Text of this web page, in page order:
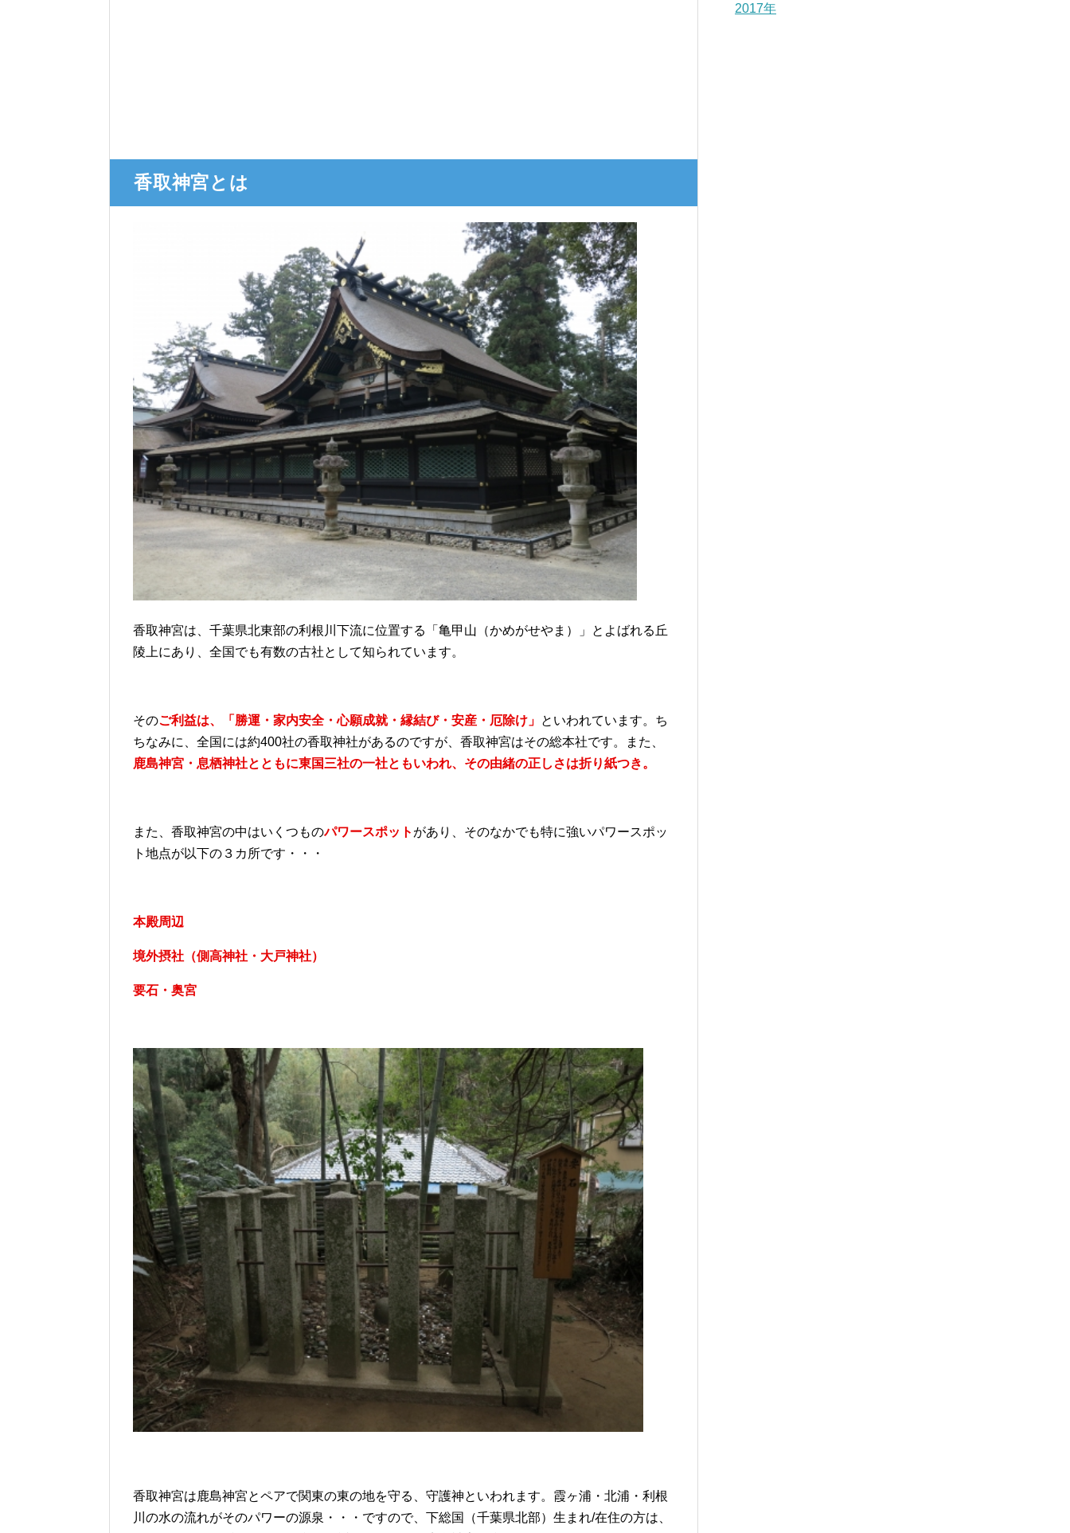
香取神宮とは
香取神宮は、千葉県北東部の利根川下流に位置する「亀甲山（かめがせやま）」とよばれる丘
陵上にあり、全国でも有数の古社として知られています。
そのご利益は、「勝運・家内安全・心願成就・縁結び・安産・厄除け」 といわれています。ち
ちなみに、全国には約400社の香取神社があるのですが、香取神宮はその総本社です。また、
鹿島神宮・息栖神社とともに東国三社の一社ともいわれ、その由緒の正しさは折り紙つき。
また、香取神宮の中はいくつものパワースポット があり、そのなかでも特に強いパワースポッ
ト地点が以下の３カ所です・・・
本殿周辺
境外摂社（側高神社・大戸神社）
要石・奥宮
香取神宮は鹿島神宮とペアで関東の東の地を守る、守護神といわれます。霞ヶ浦・北浦・利根
川の水の流れがそのパワーの源泉・・・ですので、下総国（千葉県北部）生まれ/在住の方は、
2017年